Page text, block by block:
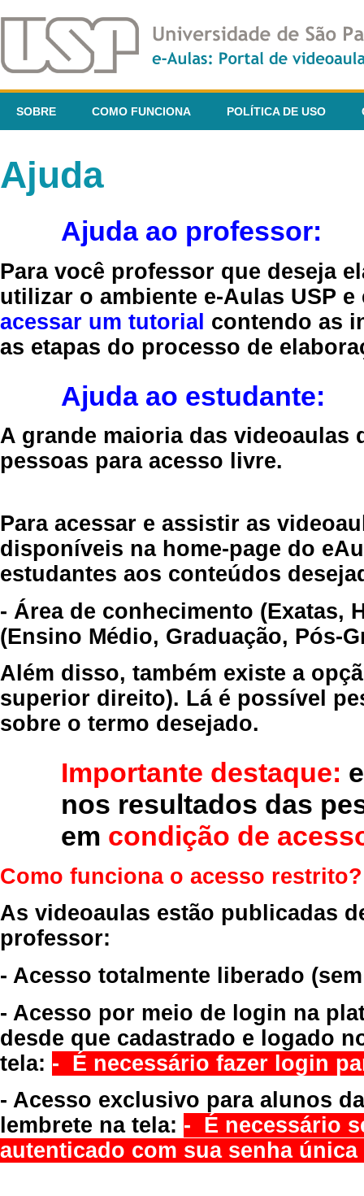
SOBRE COMO FUNCIONA POLÍTICA DE USO
Ajuda
Ajuda ao professor:
Para você professor que deseja
utilizar o ambiente e-Aulas USP
acessar um tutorial contendo as
as etapas do processo de
Ajuda ao estudante:
A grande maioria das videoaulas
pessoas para acesso livre.
Para acessar e assistir as
disponíveis na home-page do
estudantes aos conteúdos
- Área de conhecimento (Exatas,
(Ensino Médio, Graduação, Pós-
Além disso, também existe a
superior direito). Lá é possível
sobre o termo desejado.
Importante destaque:
nos resultados das
em condição de
Como funciona o acesso restrito?
As videoaulas estão publicadas
professor:
- Acesso totalmente liberado
- Acesso por meio de login na
desde que cadastrado e logado
tela: - É necessário fazer login
- Acesso exclusivo para alunos
lembrete na tela: - É necessário
autenticado com sua senha